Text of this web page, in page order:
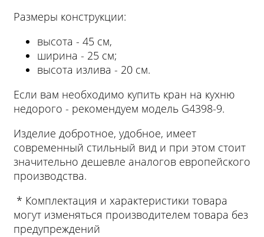
Размеры конструкции:
высота - 45 см,
ширина - 25 см;
высота излива - 20 см.
Если вам необходимо купить кран на кухню
недорого - рекомендуем модель G4398-9.
Изделие добротное, удобное, имеет
современный стильный вид и при этом стоит
значительно дешевле аналогов европейского
производства.
* Комплектация и характеристики товара
могут изменяться производителем товара без
предупреждений